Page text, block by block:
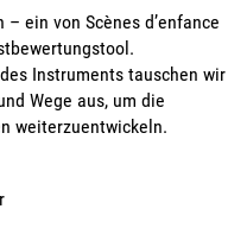
ein von Scènes d’enfance
Instruments tauschen wir
Wege aus, um die
weiterzuentwickeln.